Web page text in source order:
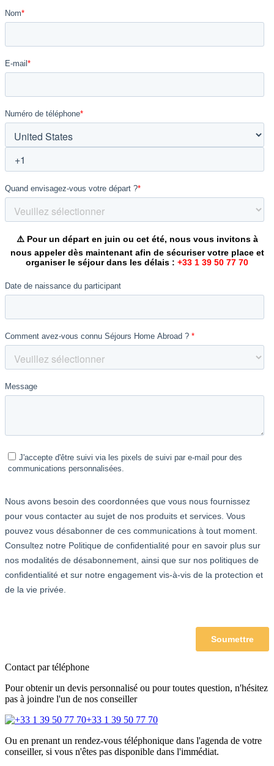
Contact par téléphone
Pour obtenir un devis personnalisé ou pour toutes question, n'hésitez
pas à joindre l'un de nos conseiller
+33 1 39 50 77 70
Ou en prenant un rendez-vous téléphonique dans l'agenda de votre
conseiller, si vous n'êtes pas disponible dans l'immédiat.